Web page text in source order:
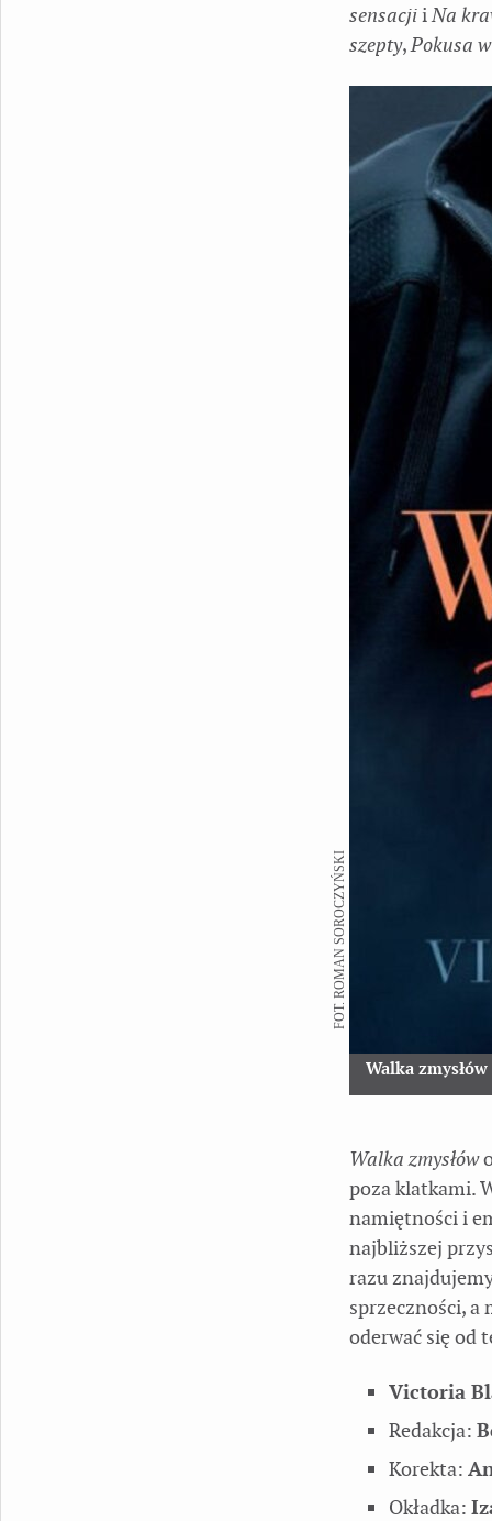
sensacjiiNa
szepty,Pokusa
Walka zmysłów
FOT. ROMAN SOROCZYŃSKI
Walka zmysłów
poza klatkami.
namiętności i
najbliższej
razu
sprzeczności,
oderwać się od
Victoria
Redakcja:
Korekta:
Okładka: